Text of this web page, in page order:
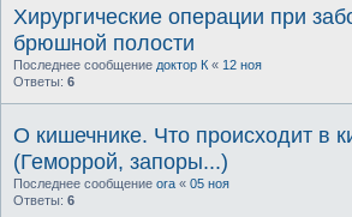
Хирургические операции при
брюшной полости
Последнее сообщение доктор К « 12 ноя
Ответы: 6
О кишечнике. Что происходит в
(Геморрой, запоры...)
Последнее сообщение ora « 05 ноя
Ответы: 6